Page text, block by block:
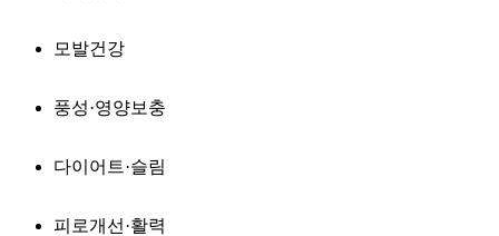
모발건강
풍성·영양보충
다이어트·슬림
피로개선·활력